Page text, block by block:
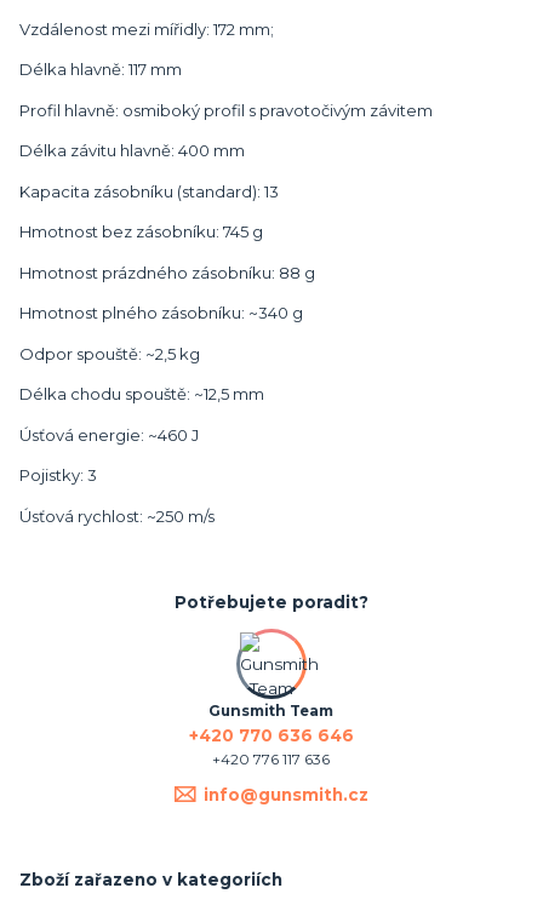
Vzdálenost mezi mířidly: 172 mm;
Délka hlavně: 117 mm
Profil hlavně: osmiboký profil s pravotočivým závitem
Délka závitu hlavně: 400 mm
Kapacita zásobníku (standard): 13
Hmotnost bez zásobníku: 745 g
Hmotnost prázdného zásobníku: 88 g
Hmotnost plného zásobníku: ~340 g
Odpor spouště: ~2,5 kg
Délka chodu spouště: ~12,5 mm
Úsťová energie: ~460 J
Pojistky: 3
Úsťová rychlost: ~250 m/s
Potřebujete poradit?
Gunsmith Team
+420 770 636 646
+420 776 117 636
info@gunsmith.cz
Zboží zařazeno v kategoriích